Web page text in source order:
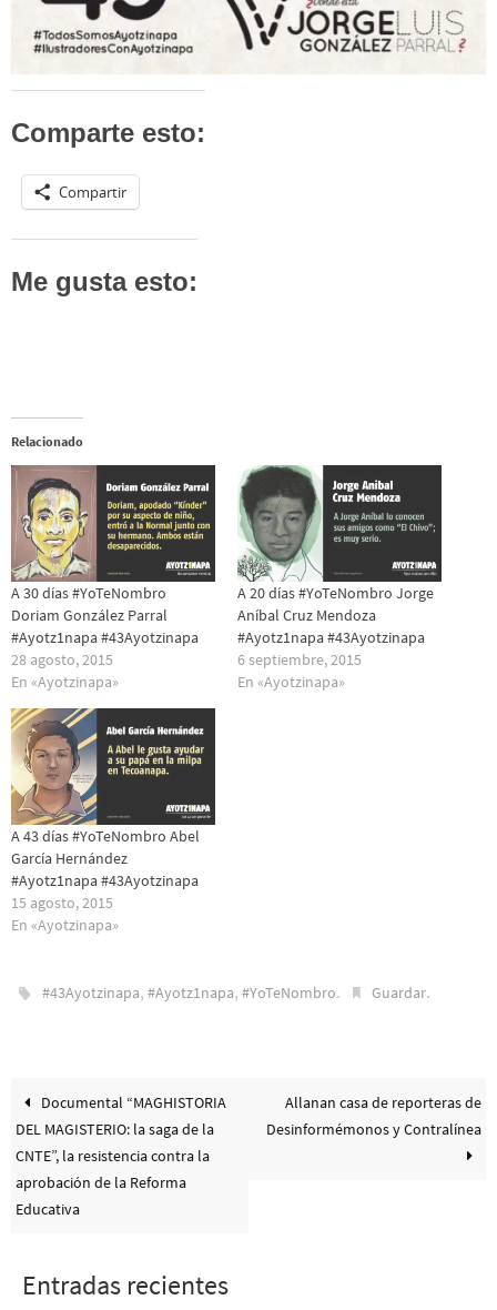
Comparte esto:
Compartir
Me gusta esto:
Relacionado
A 30 días #YoTeNombro
Doriam González Parral
#Ayotz1napa #43Ayotzinapa
28 agosto, 2015
En «Ayotzinapa»
A 20 días #YoTeNombro Jorge
Aníbal Cruz Mendoza
#Ayotz1napa #43Ayotzinapa
6 septiembre, 2015
En «Ayotzinapa»
A 43 días #YoTeNombro Abel
García Hernández
#Ayotz1napa #43Ayotzinapa
15 agosto, 2015
En «Ayotzinapa»
#43Ayotzinapa,#Ayotz1napa,#YoTeNombro. Guardar.
Documental “MAGHISTORIA
DEL MAGISTERIO: la saga de la
CNTE”, la resistencia contra la
aprobación de la Reforma
Educativa
Allanan casa de reporteras de
Desinformémonos y Contralínea
Entradas recientes